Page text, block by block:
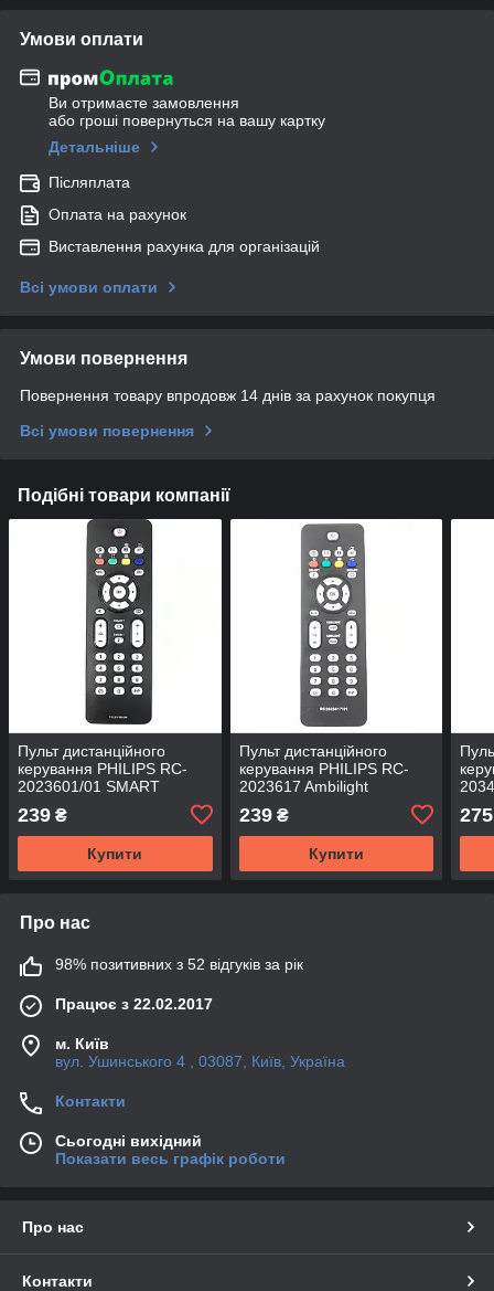
Умови оплати
Ви отримаєте замовлення
або гроші повернуться на вашу картку
Детальніше
Післяплата
Оплата на рахунок
Виставлення рахунка для організацій
Всі умови оплати
Умови повернення
Повернення товару впродовж 14 днів за рахунок покупця
Всі умови повернення
Подібні товари компанії
Пульт дистанційного
керування PHILIPS RC-
2023601/01 SMART
239 ₴
Купити
Пульт дистанційного
керування PHILIPS RC-
2023617 Ambilight
239₴
Купити
275
Про нас
98% позитивних з 52 відгуків за рік
Працює з 22.02.2017
м. Київ
вул. Ушинського 4 , 03087, Київ, Україна
Контакти
Сьогодні вихідний
Показати весь графік роботи
Про нас
Контакти